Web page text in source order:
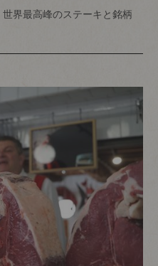
界最高峰のステーキと銘柄